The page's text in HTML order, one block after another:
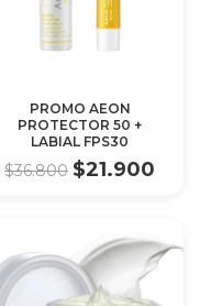
PROMO AEON
PROTECTOR 50 +
LABIAL FPS30
$36.800 $21.900